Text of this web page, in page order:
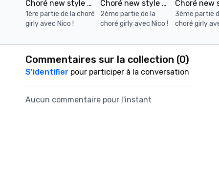
Choré new style girly 1
1ère partie de la choré
girly avec Nico !
Choré new style girly 2
2ème partie de la
choré girly avec Nico !
3ème partie
choré girly
Commentaires sur la collection (0)
S'identifierpour participer à la conversation
Aucun commentaire pour l'instant